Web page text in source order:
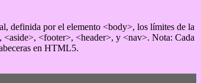
definida por el elemento <body>, los límites de la
<footer>, <header>, y <nav>. Nota: Cada
en HTML5.